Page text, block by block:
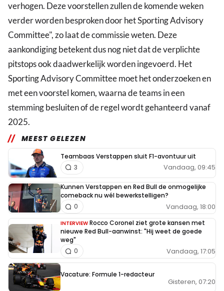
verhogen. Deze voorstellen zullen de komende weken
verder worden besproken door het Sporting Advisory
Committee", zo laat de commissie weten. Deze
aankondiging betekent dus nog niet dat de verplichte
pitstops ook daadwerkelijk worden ingevoerd. Het
Sporting Advisory Committee moet het onderzoeken en
met een voorstel komen, waarna de teams in een
stemming besluiten of de regel wordt gehanteerd vanaf
2025.
MEEST GELEZEN
Teambaas Verstappen sluit F1-avontuur uit
Vandaag, 09:45
3
Kunnen Verstappen en Red Bull de onmogelijke
comeback nu wél bewerkstelligen?
Vandaag, 18:00
0
INTERVIEW Rocco Coronel ziet grote kansen met
nieuwe Red Bull-aanwinst: "Hij weet de goede
weg"
Vandaag, 17:05
0
Vacature: Formule 1-redacteur
Gisteren, 07:20